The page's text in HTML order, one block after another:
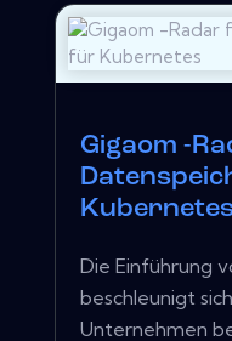
Gigaom -
Die Einführung
beschleunigt
Unternehmen